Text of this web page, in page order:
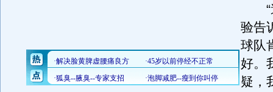
“
验告
球队
好。
疑，